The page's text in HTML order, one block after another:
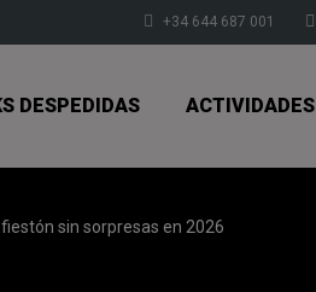
+34 644 687 001
DESPEDIDAS ACTIVIDADES
sin sorpresas en 2026